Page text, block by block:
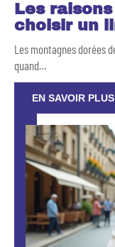
Les
choisir un
Les montagnes dorées
quand…
EN SAVOIR PLUS